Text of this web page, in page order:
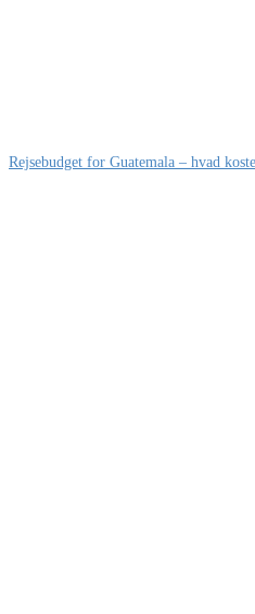
Rejsebudget for Guatemala – hvad